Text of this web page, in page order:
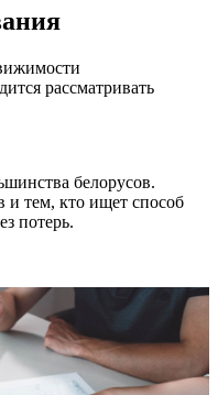
рассматривать
белорусов.
и тем, кто ищет способ
потерь.